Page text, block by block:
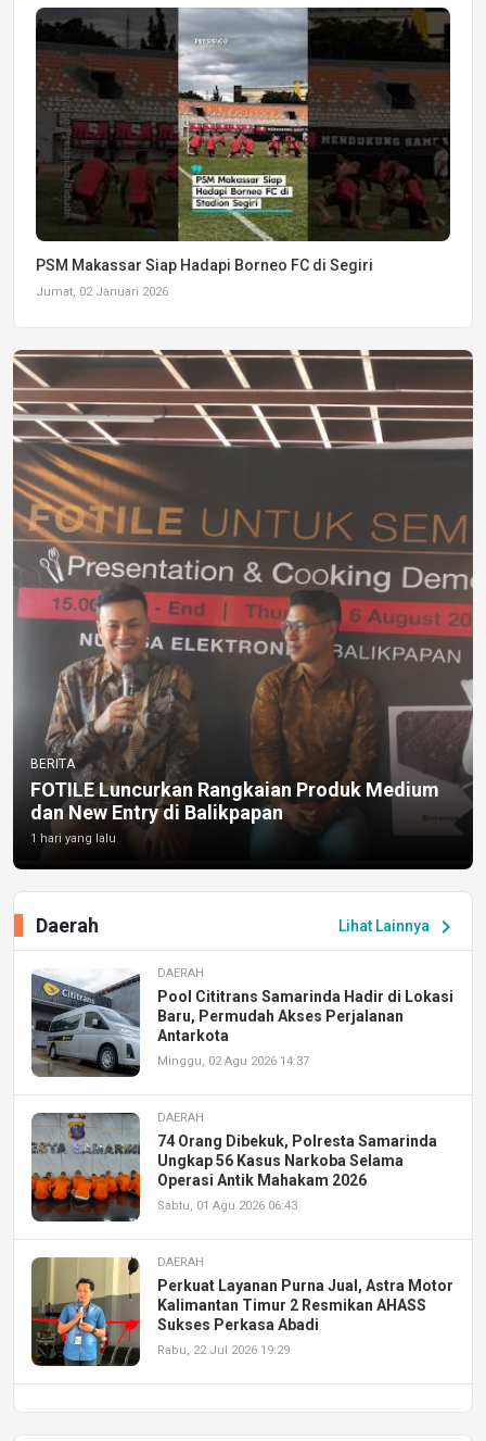
PSM Makassar Siap Hadapi Borneo FC di Segiri
Jumat, 02 Januari 2026
BERITA
FOTILE Luncurkan Rangkaian Produk Medium
dan New Entry di Balikpapan
1 hari yang lalu
Lihat Lainnya chevron_right
Daerah
DAERAH
Pool Cititrans Samarinda Hadir di Lokasi
Baru, Permudah Akses Perjalanan
Antarkota
Minggu, 02 Agu 2026 14:37
DAERAH
74 Orang Dibekuk, Polresta Samarinda
Ungkap 56 Kasus Narkoba Selama
Operasi Antik Mahakam 2026
Sabtu, 01 Agu 2026 06:43
DAERAH
Perkuat Layanan Purna Jual, Astra Motor
Kalimantan Timur 2 Resmikan AHASS
Sukses Perkasa Abadi
Rabu, 22 Jul 2026 19:29